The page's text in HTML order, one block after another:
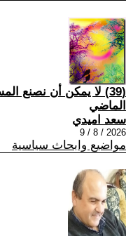
(39) لا يمكن أن نصنع
الماضي
سعد اميدي
2026 / 8 / 9
مواضيع وابحاث سياسية